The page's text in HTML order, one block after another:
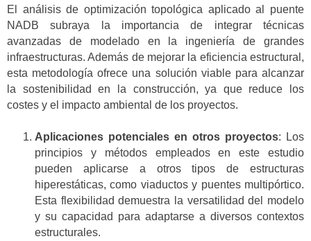
El análisis de optimización topológica aplicado al puente
NADB subraya la importancia de integrar técnicas
avanzadas de modelado en la ingeniería de grandes
infraestructuras. Además de mejorar la eficiencia estructural,
esta metodología ofrece una solución viable para alcanzar
la sostenibilidad en la construcción, ya que reduce los
costes y el impacto ambiental de los proyectos.
Aplicaciones potenciales en otros proyectos: Los
principios y métodos empleados en este estudio
pueden aplicarse a otros tipos de estructuras
hiperestáticas, como viaductos y puentes multipórtico.
Esta flexibilidad demuestra la versatilidad del modelo
y su capacidad para adaptarse a diversos contextos
estructurales.